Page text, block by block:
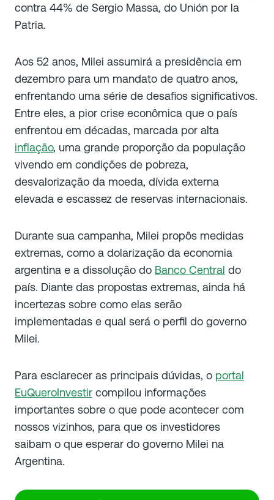
contra 44% de Sergio Massa, do Unión por la
Patria.
Aos 52 anos, Milei assumirá a presidência em
dezembro para um mandato de quatro anos,
enfrentando uma série de desafios significativos.
Entre eles, a pior crise econômica que o país
enfrentou em décadas, marcada por alta
inflação, uma grande proporção da população
vivendo em condições de pobreza,
desvalorização da moeda, dívida externa
elevada e escassez de reservas internacionais.
Durante sua campanha, Milei propôs medidas
extremas, como a dolarização da economia
argentina e a dissolução do Banco Central do
país. Diante das propostas extremas, ainda há
incertezas sobre como elas serão
implementadas e qual será o perfil do governo
Milei.
Para esclarecer as principais dúvidas, o portal
EuQueroInvestir compilou informações
importantes sobre o que pode acontecer com
nossos vizinhos, para que os investidores
saibam o que esperar do governo Milei na
Argentina.